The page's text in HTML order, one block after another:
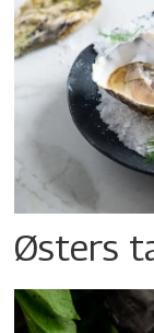
Østers